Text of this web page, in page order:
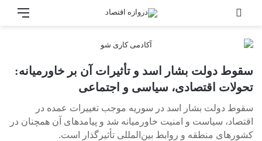
منو
سقوط دولت بشار اسد و تأثیرات آن بر خاورمیانه:
تحولات اقتصادی، سیاسی و اجتماعی
سقوط دولت بشار اسد در سوریه موجب تغییرات عمده در
اقتصاد، سیاست و امنیت خاورمیانه شد و پیامدهای آن همچنان در
کشورهای منطقه و روابط بین‌المللی تأثیرگذار است.